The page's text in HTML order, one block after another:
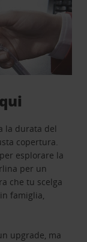
la durata del
copertura.
esplorare la
per un
che tu scelga
famiglia,
upgrade, ma